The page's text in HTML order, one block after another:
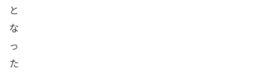
と
な
っ
た